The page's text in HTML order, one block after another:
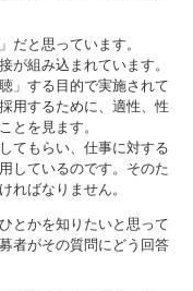
だと思っています。
が組み込まれています。
」する目的で実施されて
用するために、適性、性
とを見ます。
てもらい、仕事に対する
しているのです。そのた
ればなりません。
とかを知りたいと思って
者がその質問にどう回答